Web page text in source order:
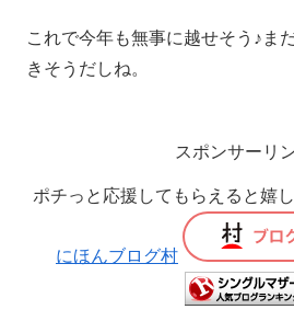
これで今年も無事に越せそう♪ま
きそうだしね。
スポンサーリ
ポチっと応援してもらえると嬉
にほんブログ村